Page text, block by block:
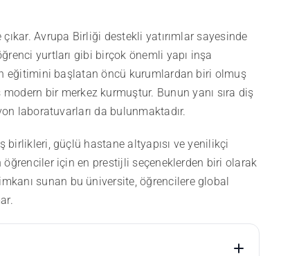
Avrupa Birliği destekli yatırımlar sayesinde
yurtları gibi birçok önemli yapı inşa
eğitimini başlatan öncü kurumlardan biri olmuş
bir merkez kurmuştur. Bunun yanı sıra diş
laboratuvarları da bulunmaktadır.
birlikleri, güçlü hastane altyapısı ve yenilikçi
için en prestijli seçeneklerden biri olarak
sunan bu üniversite, öğrencilere global